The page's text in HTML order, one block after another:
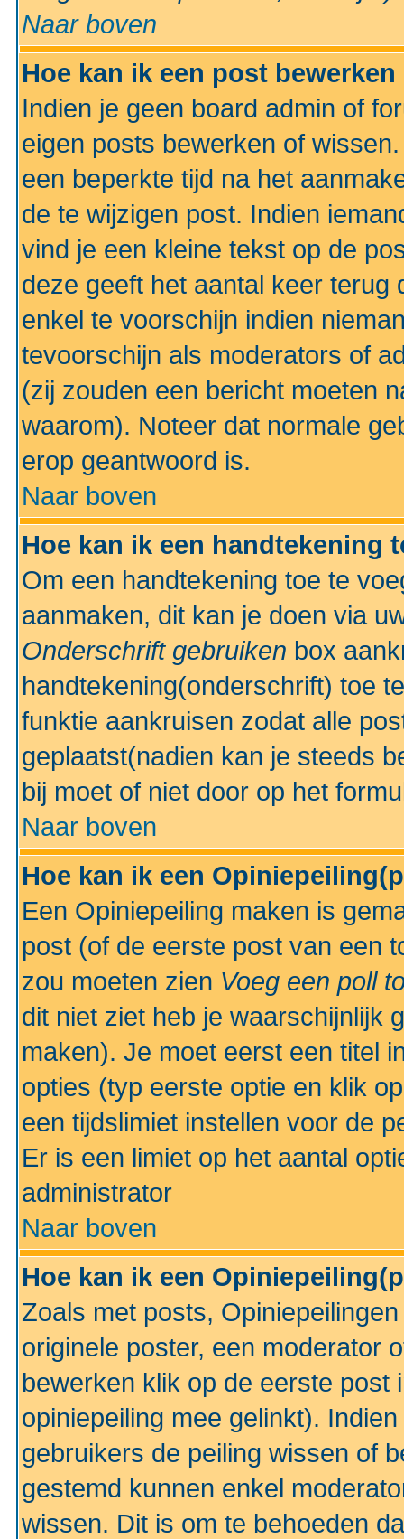
Naar boven
Hoe kan ik een post
Indien je geen board admin of
eigen posts bewerken of
een beperkte tijd na het
de te wijzigen post. Indien
vind je een kleine tekst op de
deze geeft het aantal keer terug
enkel te voorschijn indien
tevoorschijn als moderators of
(zij zouden een bericht moeten
waarom). Noteer dat normale
erop geantwoord is.
Naar boven
Hoe kan ik een handtekening
Om een handtekening toe te
aanmaken, dit kan je doen via
Onderschrift gebruiken box
handtekening(onderschrift) toe
funktie aankruisen zodat alle
geplaatst(nadien kan je steeds
bij moet of niet door op het
Naar boven
Hoe kan ik een
Een Opiniepeiling maken is
post (of de eerste post van een
zou moeten zien Voeg een poll
dit niet ziet heb je waarschijnlijk
maken). Je moet eerst een titel
opties (typ eerste optie en klik
een tijdslimiet instellen voor de
Er is een limiet op het aantal
administrator
Naar boven
Hoe kan ik een
Zoals met posts,
originele poster, een moderator
bewerken klik op de eerste post
opiniepeiling mee gelinkt).
gebruikers de peiling wissen of
gestemd kunnen enkel
wissen. Dit is om te behoeden